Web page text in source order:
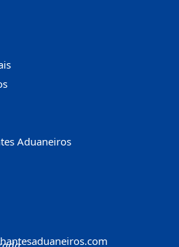
Aduaneiros